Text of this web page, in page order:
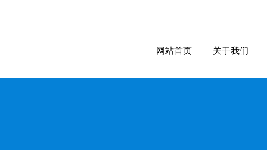
网站首页 关于我们